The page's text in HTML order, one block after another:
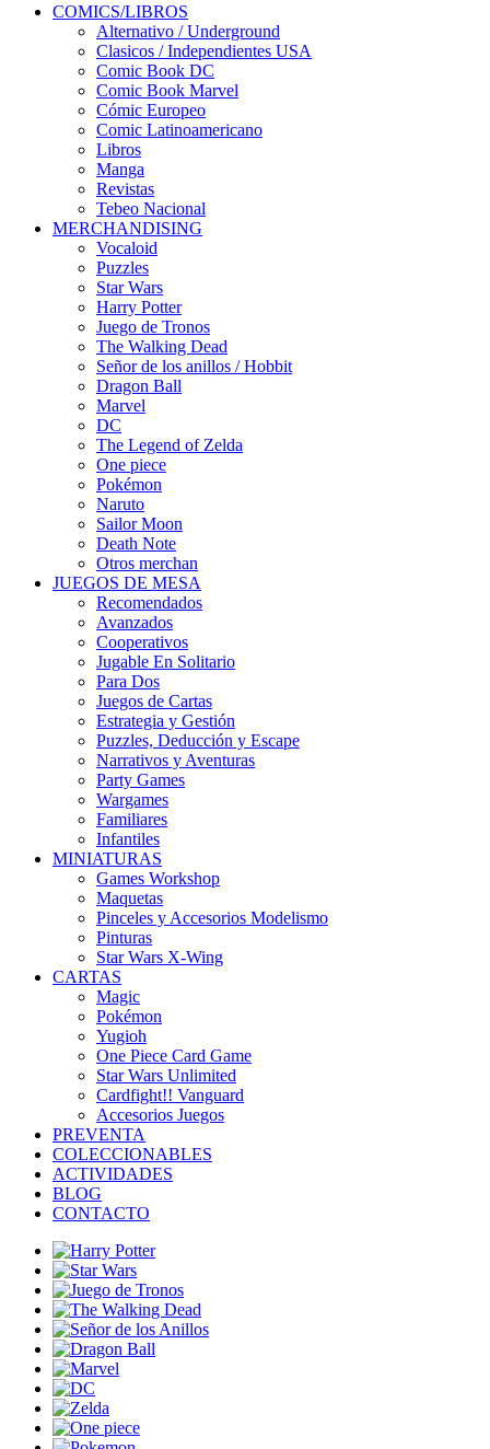
COMICS/LIBROS
Alternativo / Underground
Clasicos / Independientes USA
Comic Book DC
Comic Book Marvel
Cómic Europeo
Comic Latinoamericano
Libros
Manga
Revistas
Tebeo Nacional
MERCHANDISING
Vocaloid
Puzzles
Star Wars
Harry Potter
Juego de Tronos
The Walking Dead
Señor de los anillos / Hobbit
Dragon Ball
Marvel
DC
The Legend of Zelda
One piece
Pokémon
Naruto
Sailor Moon
Death Note
Otros merchan
JUEGOS DE MESA
Recomendados
Avanzados
Cooperativos
Jugable En Solitario
Para Dos
Juegos de Cartas
Estrategia y Gestión
Puzzles, Deducción y Escape
Narrativos y Aventuras
Party Games
Wargames
Familiares
Infantiles
MINIATURAS
Games Workshop
Maquetas
Pinceles y Accesorios Modelismo
Pinturas
Star Wars X-Wing
CARTAS
Magic
Pokémon
Yugioh
One Piece Card Game
Star Wars Unlimited
Cardfight!! Vanguard
Accesorios Juegos
PREVENTA
COLECCIONABLES
ACTIVIDADES
BLOG
CONTACTO